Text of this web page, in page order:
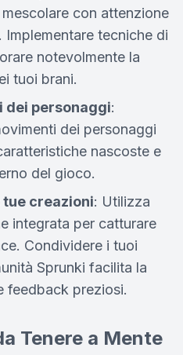
con attenzione
tecniche di
notevolmente la
tuoi brani.
dei personaggi:
dei personaggi
nascoste e
del gioco.
creazioni: Utilizza
integrata per catturare
Condividere i tuoi
Sprunki facilita la
feedback preziosi.
Tenere a Mente